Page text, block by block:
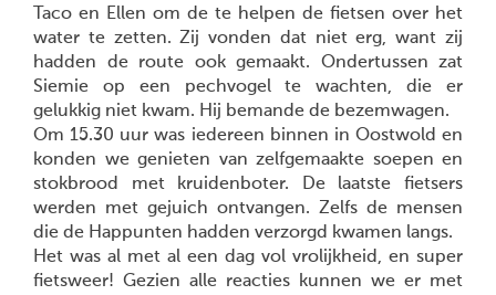
Taco en Ellen om de te helpen de fietsen over het
water te zetten. Zij vonden dat niet erg, want zij
hadden de route ook gemaakt. Ondertussen zat
Siemie op een pechvogel te wachten, die er
gelukkig niet kwam. Hij bemande de bezemwagen.
Om 15.30 uur was iedereen binnen in Oostwold en
konden we genieten van zelfgemaakte soepen en
stokbrood met kruidenboter. De laatste fietsers
werden met gejuich ontvangen. Zelfs de mensen
die de Happunten hadden verzorgd kwamen langs.
Het was al met al een dag vol vrolijkheid, en super
fietsweer! Gezien alle reacties kunnen we er met